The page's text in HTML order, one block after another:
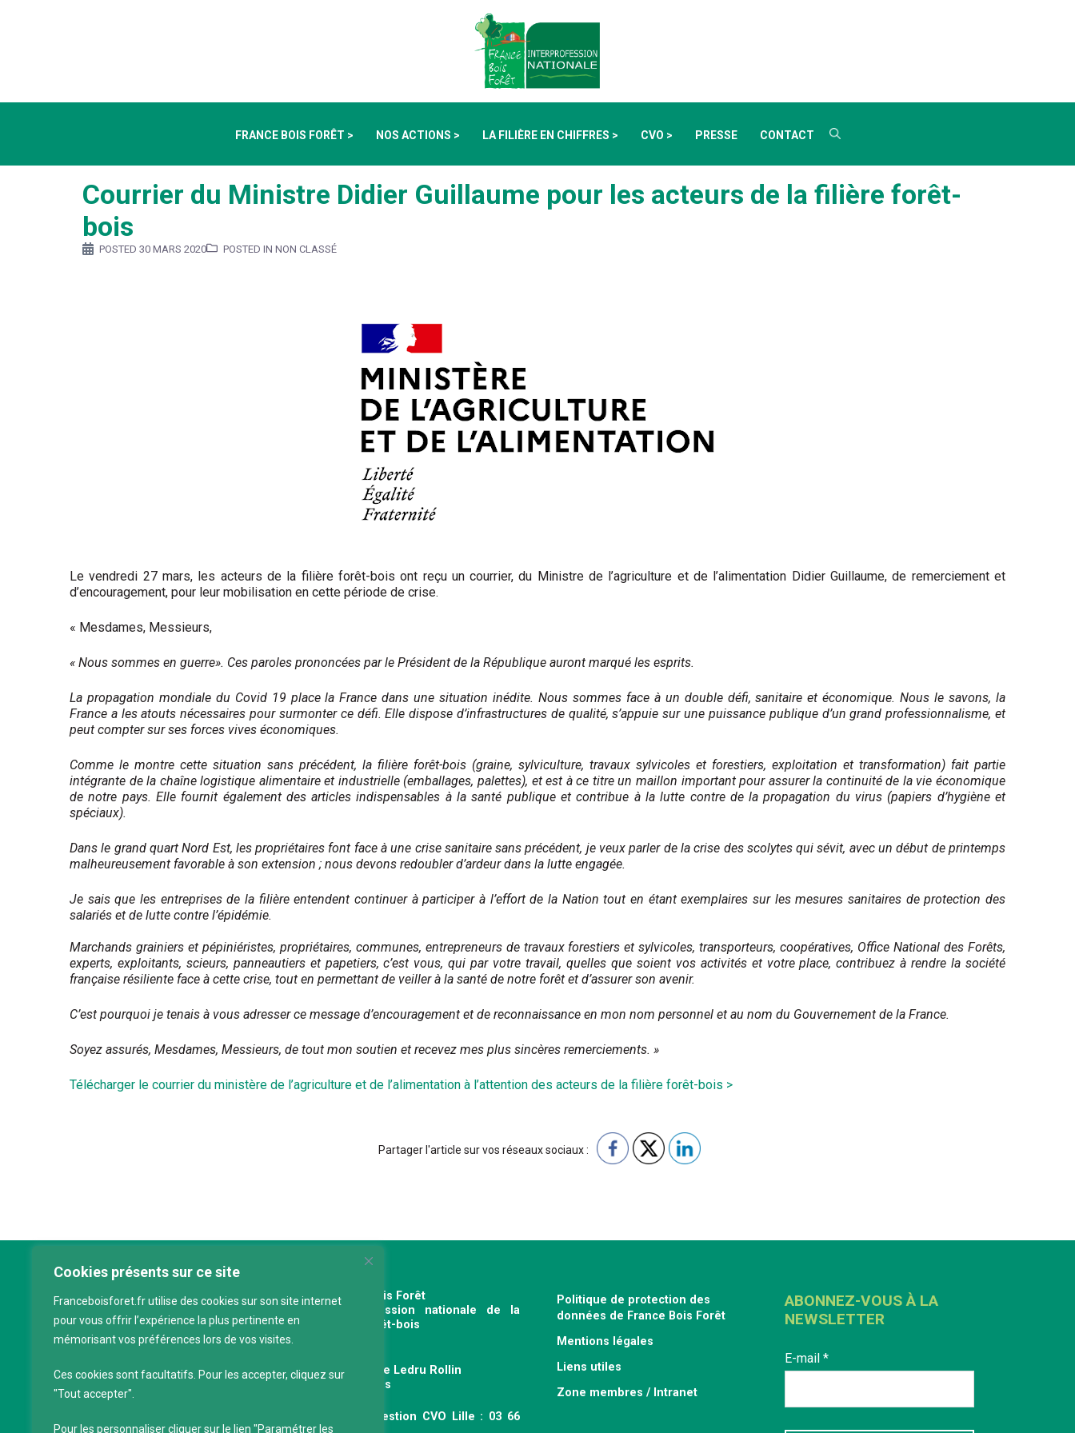
Cookies présents sur ce site
Franceboisforet.fr utilise des cookies sur son site internet
pour vous offrir l’expérience la plus pertinente en
mémorisant vos préférences lors de vos visites.
Ces cookies sont facultatifs. Pour les accepter, cliquez sur
"Tout accepter".
Pour les personnaliser cliquer sur le lien "Paramétrer les
FRANCE BOIS FORÊT > NOS ACTIONS > LA FILIÈRE EN CHIFFRES > CVO > PRESSE CONTACT
Courrier du Ministre Didier Guillaume pour les acteurs de la filière forêt-
bois
POSTED 30 MARS 2020 POSTED IN NON CLASSÉ
Le vendredi 27 mars, les acteurs de la filière forêt-bois ont reçu un courrier, du Ministre de l’agriculture et de l’alimentation Didier Guillaume, de remerciement et
d’encouragement, pour leur mobilisation en cette période de crise.
« Mesdames, Messieurs,
« Nous sommes en guerre». Ces paroles prononcées par le Président de la République auront marqué les esprits.
La propagation mondiale du Covid 19 place la France dans une situation inédite. Nous sommes face à un double défi, sanitaire et économique. Nous le savons, la
France a les atouts nécessaires pour surmonter ce défi. Elle dispose d’infrastructures de qualité, s’appuie sur une puissance publique d’un grand professionnalisme, et
peut compter sur ses forces vives économiques.
Comme le montre cette situation sans précédent, la filière forêt-bois (graine, sylviculture, travaux sylvicoles et forestiers, exploitation et transformation) fait partie
intégrante de la chaîne logistique alimentaire et industrielle (emballages, palettes), et est à ce titre un maillon important pour assurer la continuité de la vie économique
de notre pays. Elle fournit également des articles indispensables à la santé publique et contribue à la lutte contre de la propagation du virus (papiers d’hygiène et
spéciaux).
Dans le grand quart Nord Est, les propriétaires font face à une crise sanitaire sans précédent, je veux parler de la crise des scolytes qui sévit, avec un début de printemps
malheureusement favorable à son extension ; nous devons redoubler d’ardeur dans la lutte engagée.
Je sais que les entreprises de la filière entendent continuer à participer à l’effort de la Nation tout en étant exemplaires sur les mesures sanitaires de protection des
salariés et de lutte contre l’épidémie.
Marchands grainiers et pépiniéristes, propriétaires, communes, entrepreneurs de travaux forestiers et sylvicoles, transporteurs, coopératives, Office National des Forêts,
experts, exploitants, scieurs, panneautiers et papetiers, c’est vous, qui par votre travail, quelles que soient vos activités et votre place, contribuez à rendre la société
française résiliente face à cette crise, tout en permettant de veiller à la santé de notre forêt et d’assurer son avenir.
C’est pourquoi je tenais à vous adresser ce message d’encouragement et de reconnaissance en mon nom personnel et au nom du Gouvernement de la France.
Soyez assurés, Mesdames, Messieurs, de tout mon soutien et recevez mes plus sincères remerciements. »
Télécharger le courrier du ministère de l’agriculture et de l’alimentation à l’attention des acteurs de la filière forêt-bois >
Partager l'article sur vos réseaux sociaux :
France Bois Forêt
Interprofession nationale de la
filière forêt-bois
120 avenue Ledru Rollin
75011 Paris
Service gestion CVO Lille : 03 66
Politique de protection des
données de France Bois Forêt
Mentions légales
Liens utiles
Zone membres / Intranet
ABONNEZ-VOUS À LA
NEWSLETTER
E-mail *